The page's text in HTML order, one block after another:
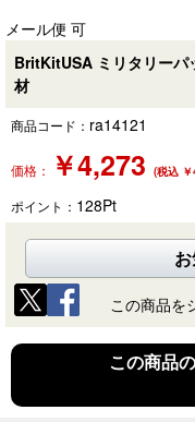
メール便 可
BritKitUSA ミリタリーパ
材
商品コード： ra14121
価格： ￥4,273 (税込
ポイント： 128Pt
この商品を
この商品